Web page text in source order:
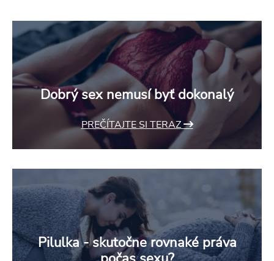
Dobrý sex nemusí byť dokonalý
PREČÍTAJTE SI TERAZ
Pilulka - skutočne rovnaké práva